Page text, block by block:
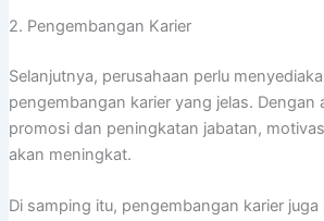
2. Pengembangan Karier
Selanjutnya, perusahaan perlu
pengembangan karier yang jelas. Dengan
promosi dan peningkatan jabatan,
akan meningkat.
Di samping itu, pengembangan karier